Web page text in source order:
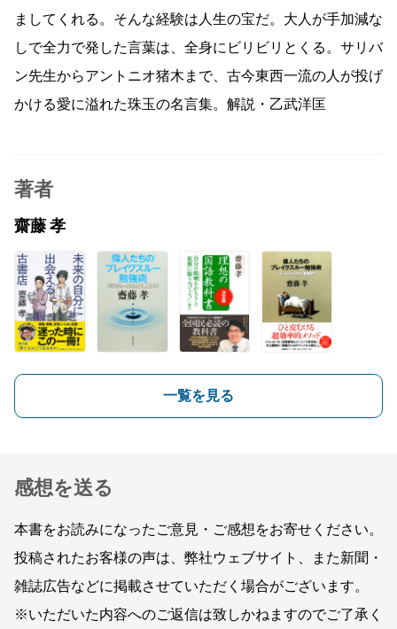
ましてくれる。そんな経験は人生の宝だ。大人が手加減な
しで全力で発した言葉は、全身にビリビリとくる。サリバ
ン先生からアントニオ猪木まで、古今東西一流の人が投げ
かける愛に溢れた珠玉の名言集。解説・乙武洋匡
著者
齋藤 孝
一覧を見る
感想を送る
本書をお読みになったご意見・ご感想をお寄せください。
投稿されたお客様の声は、弊社ウェブサイト、また新聞・
雑誌広告などに掲載させていただく場合がございます。
※いただいた内容へのご返信は致しかねますのでご了承く